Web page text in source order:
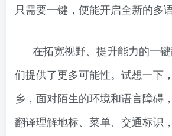
只需要一键，便能开启全新的多语
在拓宽视野、提升能力的一
们提供了更多可能性。试想一下
乡，面对陌生的环境和语言障碍
翻译理解地标、菜单、交通标识